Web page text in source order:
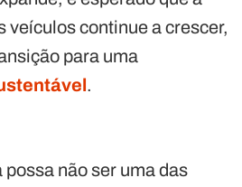
veículos continue a crescer,
para uma
.
não ser uma das